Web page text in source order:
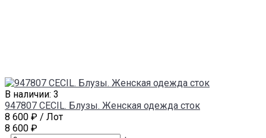
В наличии: 3
947807 CECIL. Блузы. Женская одежда сток
8 600 ₽ / Лот
8 600 ₽